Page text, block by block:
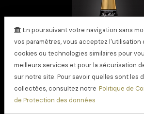
En poursuivant votre navigation sans
vos paramètres, vous acceptez l'utilisation
cookies ou technologies similaires pour
meilleurs services et pour la sécurisation
sur notre site. Pour savoir quelles sont les
collectées, consultez notre Politique de
de Protection des données